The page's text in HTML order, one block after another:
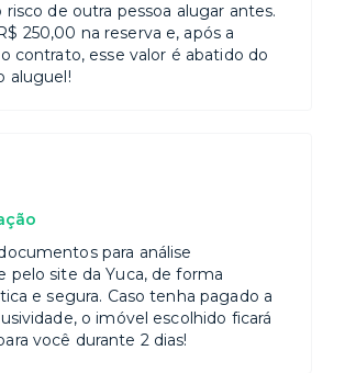
risco de outra pessoa alugar antes.
250,00 na reserva e, após a
contrato, esse valor é abatido do
aluguel!
para análise
pelo site da Yuca, de forma
e segura. Caso tenha pagado a
o imóvel escolhido ficará
você durante 2 dias!